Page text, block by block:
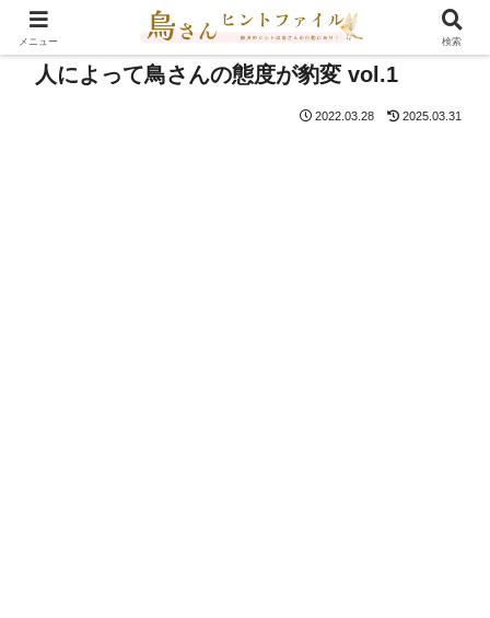
人によって鳥さんの態度が豹変 vol.1
2022.03.28 2025.03.31
メニュー 検索